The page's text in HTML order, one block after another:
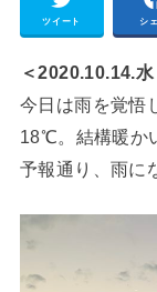
ツイート シ
＜2020.10.14.水
今日は雨を覚悟
18℃。結構暖か
予報通り、雨に